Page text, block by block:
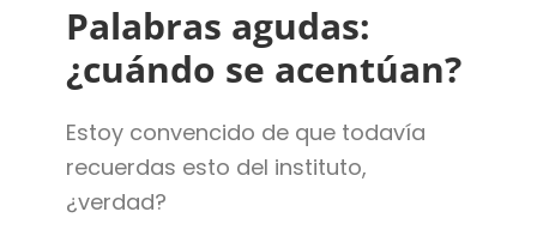
Palabras agudas:
¿cuándo se acentúan?
Estoy convencido de que todavía
recuerdas esto del instituto,
¿verdad?